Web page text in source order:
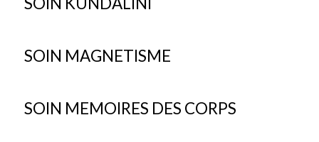
SOIN MAGNETISME
SOIN MEMOIRES DES CORPS